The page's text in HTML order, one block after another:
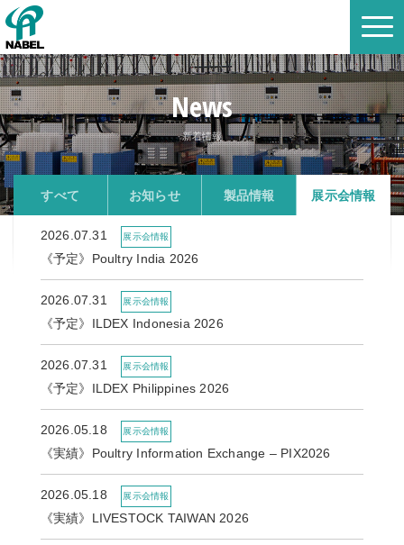
News
新着情報
すべて お知らせ 製品情報 展示会情報
2026.07.31 展示会情報
《予定》Poultry India 2026
2026.07.31 展示会情報
《予定》ILDEX Indonesia 2026
2026.07.31 展示会情報
《予定》ILDEX Philippines 2026
2026.05.18 展示会情報
《実績》Poultry Information Exchange – PIX2026
2026.05.18 展示会情報
《実績》LIVESTOCK TAIWAN 2026